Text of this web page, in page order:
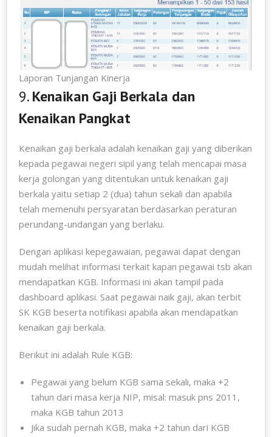
Laporan Tunjangan Kinerja
9.Kenaikan Gaji Berkala dan
Kenaikan Pangkat
Kenaikan gaji berkala adalah kenaikan gaji yang diberikan
kepada pegawai negeri sipil yang telah mencapai masa
kerja golongan yang ditentukan untuk kenaikan gaji
berkala yaitu setiap 2 (dua) tahun sekali dan apabila
telah memenuhi persyaratan berdasarkan peraturan
perundang-undangan yang berlaku.
Dengan aplikasi kepegawaian, pegawai dapat dengan
mudah melihat informasi terkait kapan pegawai tsb akan
mendapatkan KGB. Informasi ini akan tampil pada
dashboard aplikasi. Saat pegawai naik gaji, akan terbit
SK KGB beserta notifikasi apabila akan mendapatkan
kenaikan gaji berkala.
Berikut ini adalah Rule KGB:
Pegawai yang belum KGB sama sekali, maka +2
tahun dari masa kerja NIP, misal: masuk pns 2011,
maka KGB tahun 2013
Jika sudah pernah KGB, maka +2 tahun dari KGB